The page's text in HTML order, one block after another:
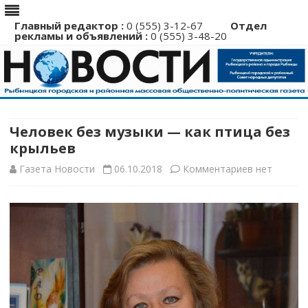
Главный редактор : 0 (555) 3-12-67 Отдел
рекламы и объявлений : 0 (555) 3-48-20
Перейти
Человек без музыки — как птица без
крыльев
Газета Новости 06.10.2018 Комментариев к
—
нет